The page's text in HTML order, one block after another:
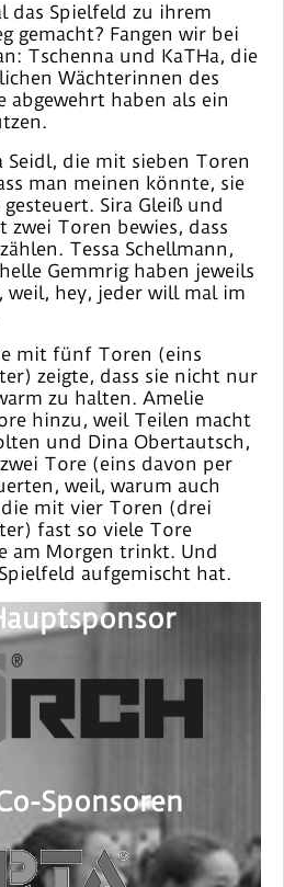
das Spielfeld zu ihrem
gemacht? Fangen wir bei
Tschenna und KaTHa, die
Wächterinnen des
abgewehrt haben als ein
Seidl, die mit sieben Toren
man meinen könnte, sie
Sira Gleiß und
zwei Toren bewies, dass
Tessa Schellmann,
Gemmrig haben jeweils
weil, hey, jeder will mal im
mit fünf Toren (eins
zeigte, dass sie nicht nur
zu halten. Amelie
hinzu, weil Teilen macht
und Dina Obertautsch,
Tore (eins davon per
weil, warum auch
mit vier Toren (drei
fast so viele Tore
am Morgen trinkt. Und
aufgemischt hat.
Sponsoren